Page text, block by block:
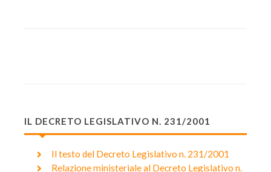
IL DECRETO LEGISLATIVO N. 231/2001
Il testo del Decreto Legislativo n. 231/2001
Relazione ministeriale al Decreto Legislativo n.